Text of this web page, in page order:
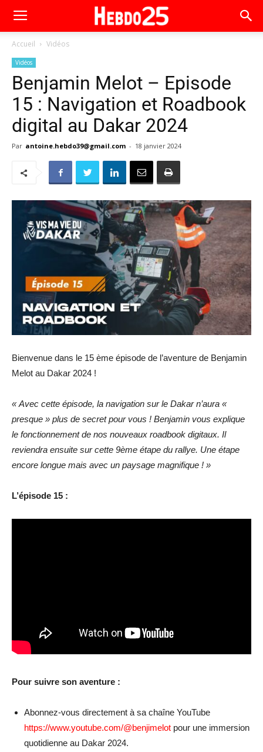
Accueil Vidéos
Vidéos
Benjamin Melot – Episode
15 : Navigation et Roadbook
digital au Dakar 2024
Par antoine.hebdo39@gmail.com - 18 janvier 2024
Bienvenue dans le 15 ème épisode de l’aventure de Benjamin
Melot au Dakar 2024 !
« Avec cette épisode, la navigation sur le Dakar n’aura «
presque » plus de secret pour vous ! Benjamin vous explique
le fonctionnement de nos nouveaux roadbook digitaux. Il
reviendra ensuite sur cette 9ème étape du rallye. Une étape
encore longue mais avec un paysage magnifique ! »
L’épisode 15 :
Pour suivre son aventure :
Abonnez-vous directement à sa chaîne YouTube
https://www.youtube.com/@benjimelot pour une immersion
quotidienne au Dakar 2024.